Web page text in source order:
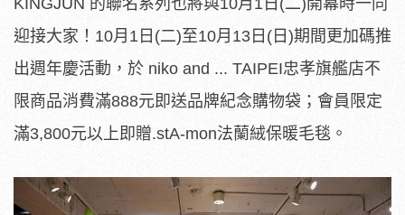
迎接大家！10月1日(二)至10月13日(日)期間更加碼推
出週年慶活動，於 niko and ... TAIPEI忠孝旗艦店不
限商品消費滿888元即送品牌紀念購物袋；會員限定
滿3,800元以上即贈.stA-mon法蘭絨保暖毛毯。